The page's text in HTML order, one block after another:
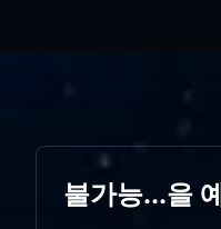
불가능...을